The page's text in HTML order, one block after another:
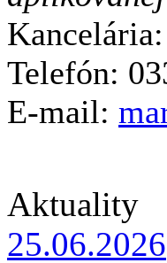
Telefón:
E-mail:
Aktuality
25.06.2026